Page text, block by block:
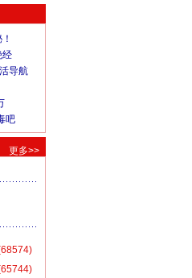
经
导航
吧
更多>>